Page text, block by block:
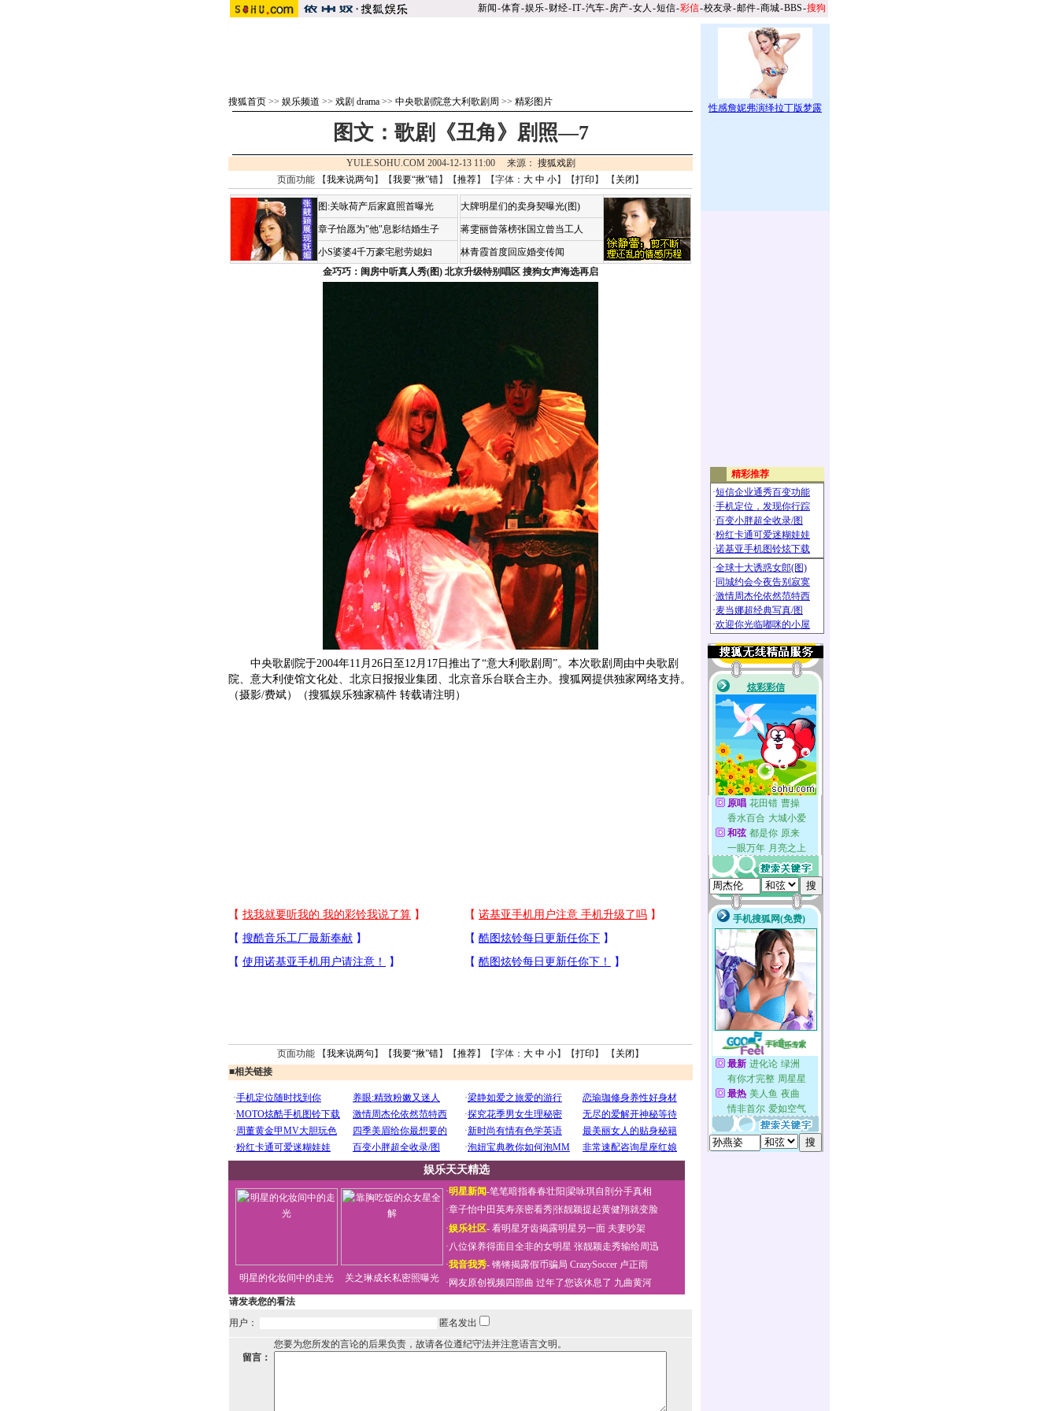
新闻-体育-娱乐-财经-IT-汽车-房产-女人 -短信-彩信-校友录-邮件-商城-BBS-搜狗
搜狐首页 >> 娱乐频道 >> 戏剧 drama >> 中央歌剧院意大利歌剧周 >> 精彩图片
图文：歌剧《丑角》剧照—7
YULE.SOHU.COM 2004-12-13 11:00 来源： 搜狐戏剧
页面功能 【我来说两句 】【我要“揪”错】【推荐】【字体： 大 中 小】【打印 】 【 关闭 】
图:关咏荷产后家庭照首曝光
章子怡愿为"他"息影结婚生子
小S婆婆4千万豪宅慰劳媳妇
大牌明星们的卖身契曝光(图)
蒋雯丽曾落榜张国立曾当工人
林青霞首度回应婚变传闻
金巧巧：闺房中听真人秀(图) 北京升级特别唱区 搜狗女声海选再启
中央歌剧院于2004年11月26日至12月17日推出了“意大利歌剧周”。本次歌剧周由中央歌剧
院、意大利使馆文化处、北京日报报业集团、北京音乐台联合主办。搜狐网提供独家网络支持。
（摄影/费斌）（搜狐娱乐独家稿件 转载请注明）
页面功能 【我来说两句 】【我要“揪”错】【推荐】【字体： 大 中 小】【打印 】 【 关闭 】
■相关链接
娱乐天天精选
明星的化妆间中的走光 关之琳成长私密照曝光
·明星新闻-笔笔暗指春春壮阳 梁咏琪自剖分手真相
·章子怡中田英寿亲密看秀张靓颖提起黄健翔就变脸
·娱乐社区- 看明星牙齿揭露明星另一面 夫妻吵架
·八位保养得面目全非的女明星 张靓颖走秀输给周迅
·我音我秀- 锵锵揭露假币骗局 CrazySoccer 卢正雨
· 网友原创视频四部曲 过年了您该休息了 九曲黄河
请发表您的看法
用户：
匿名发出
您要为您所发的言论的后果负责，故请各位遵纪守法并注意语言文明。
留言：